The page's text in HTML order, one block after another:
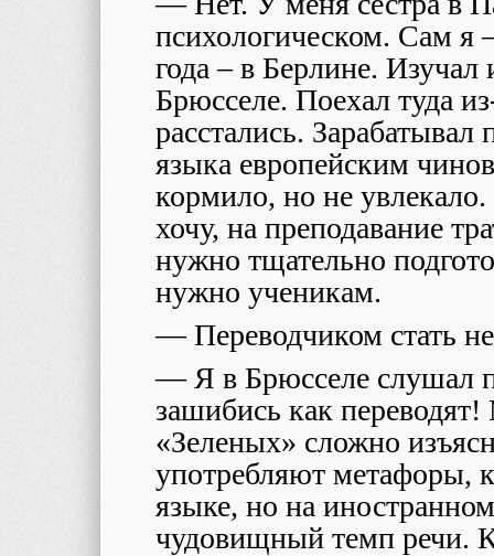
психологическом. Сам я
года – в Берлине.
Брюсселе. Поехал туда
расстались.
языка европейским
кормило, но не увлекало.
хочу, на преподавание
нужно тщательно
нужно ученикам.
— Переводчиком стать
— Я в Брюсселе слушал
зашибись как
«Зеленых» сложно
употребляют метафоры,
языке, но на
чудовищный темп речи.